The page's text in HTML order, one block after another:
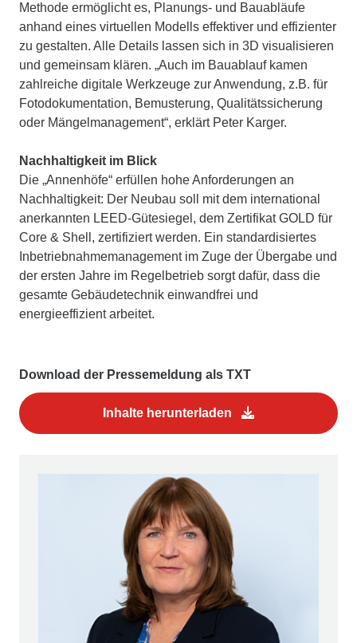
Methode ermöglicht es, Planungs- und Bauabläufe
anhand eines virtuellen Modells effektiver und effizienter
zu gestalten. Alle Details lassen sich in 3D visualisieren
und gemeinsam klären. „Auch im Bauablauf kamen
zahlreiche digitale Werkzeuge zur Anwendung, z.B. für
Fotodokumentation, Bemusterung, Qualitätssicherung
oder Mängelmanagement“, erklärt Peter Karger.
Nachhaltigkeit im Blick
Die „Annenhöfe“ erfüllen hohe Anforderungen an
Nachhaltigkeit: Der Neubau soll mit dem international
anerkannten LEED-Gütesiegel, dem Zertifikat GOLD für
Core & Shell, zertifiziert werden. Ein standardisiertes
Inbetriebnahmemanagement im Zuge der Übergabe und
der ersten Jahre im Regelbetrieb sorgt dafür, dass die
gesamte Gebäudetechnik einwandfrei und
energieeffizient arbeitet.
Download der Pressemeldung als TXT
Inhalte herunterladen